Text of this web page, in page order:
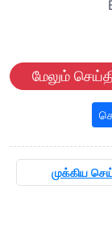
மேலும்
முக்கிய